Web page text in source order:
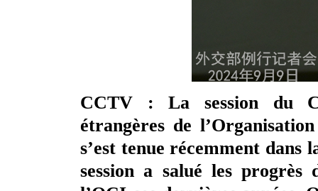
CCTV : La session du
étrangères de
s’est tenue récemment dans
session a salué les